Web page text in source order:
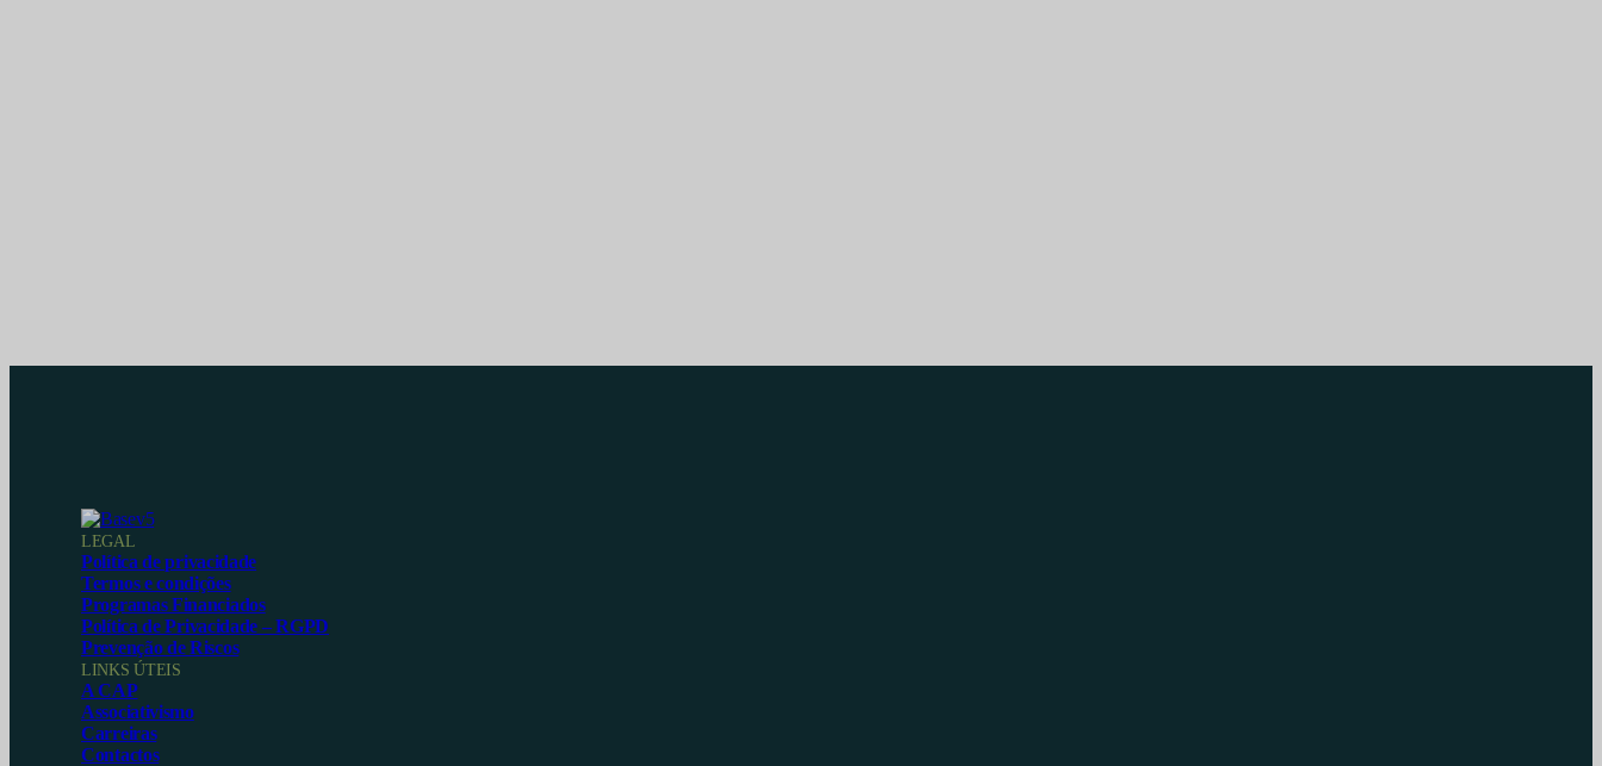
LEGAL
Política de privacidade
Termos e condições
Programas Financiados
Política de Privacidade – RGPD
Prevenção de Riscos
LINKS ÚTEIS
A CAP
Associativismo
Carreiras
Contactos